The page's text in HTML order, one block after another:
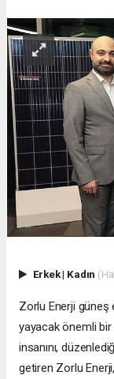
Erkek| Kadın
Zorlu Enerji güneş
yayacak önemli bir
insanını,
getiren Zorlu